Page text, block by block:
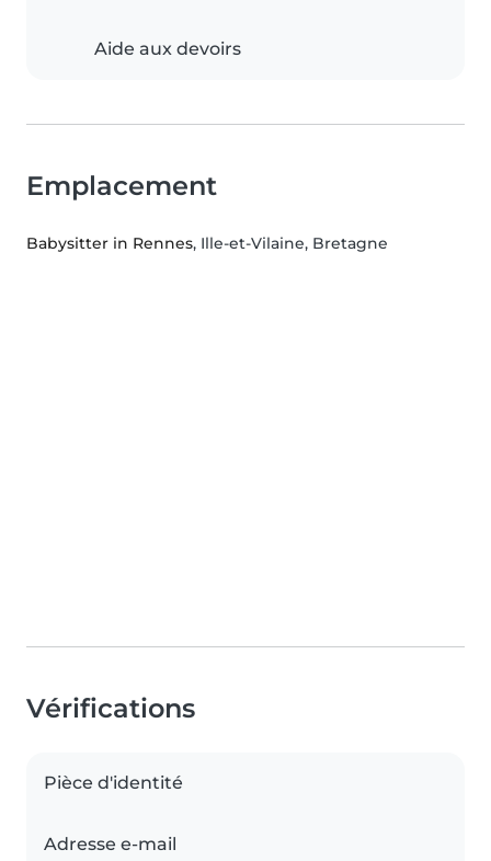
Aide aux devoirs
Emplacement
Babysitter in Rennes, Ille-et-Vilaine, Bretagne
Vérifications
Pièce d'identité
Adresse e-mail